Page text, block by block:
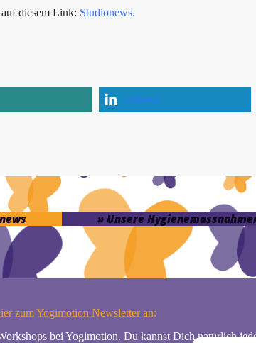
diesem Link: Studionews.
mitteilen
» Unsere
zum Yogimotion Newsletter an:
bei Yogimotion. Du kannst Dich natürlich